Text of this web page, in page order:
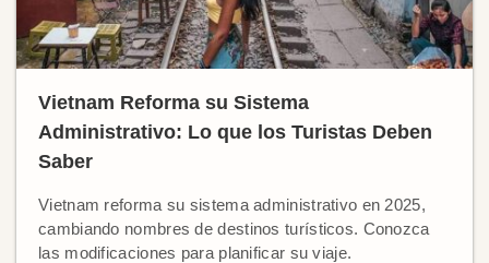
Vietnam Reforma su Sistema
Administrativo: Lo que los Turistas Deben
Saber
Vietnam reforma su sistema administrativo en 2025,
cambiando nombres de destinos turísticos. Conozca
las modificaciones para planificar su viaje.